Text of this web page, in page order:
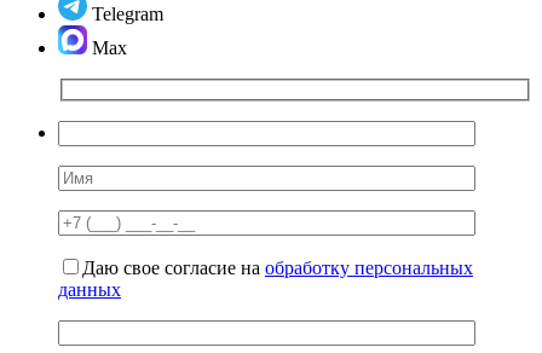
Telegram
Max
Даю свое согласие на обработку персональных
данных